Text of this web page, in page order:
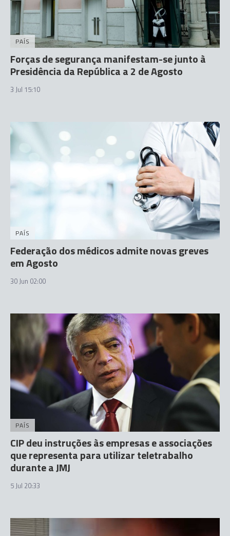
PAÍS
Forças de segurança manifestam-se junto à
Presidência da República a 2 de Agosto
3 Jul 15:10
PAÍS
Federação dos médicos admite novas greves
em Agosto
30 Jun 02:00
PAÍS
CIP deu instruções às empresas e associações
que representa para utilizar teletrabalho
durante a JMJ
5 Jul 20:33